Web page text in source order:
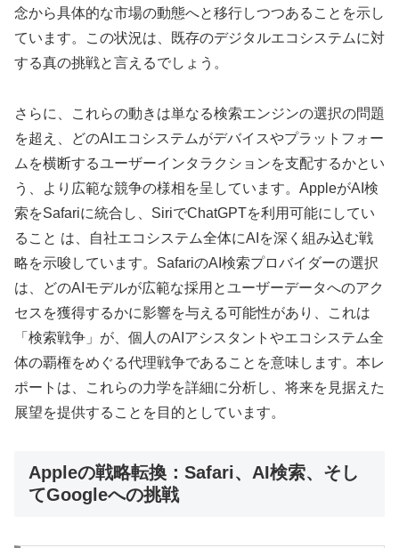
念から具体的な市場の動態へと移行しつつあることを示し
ています。この状況は、既存のデジタルエコシステムに対
する真の挑戦と言えるでしょう。
さらに、これらの動きは単なる検索エンジンの選択の問題
を超え、どのAIエコシステムがデバイスやプラットフォー
ムを横断するユーザーインタラクションを支配するかとい
う、より広範な競争の様相を呈しています。AppleがAI検
索をSafariに統合し、SiriでChatGPTを利用可能にしてい
ること は、自社エコシステム全体にAIを深く組み込む戦
略を示唆しています。SafariのAI検索プロバイダーの選択
は、どのAIモデルが広範な採用とユーザーデータへのアク
セスを獲得するかに影響を与える可能性があり、これは
「検索戦争」が、個人のAIアシスタントやエコシステム全
体の覇権をめぐる代理戦争であることを意味します。本レ
ポートは、これらの力学を詳細に分析し、将来を見据えた
展望を提供することを目的としています。
Appleの戦略転換：Safari、AI検索、そし
てGoogleへの挑戦